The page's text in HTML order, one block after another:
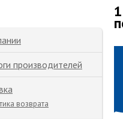
производителей
возврата